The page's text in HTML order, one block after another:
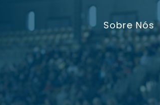
Sobre Nós